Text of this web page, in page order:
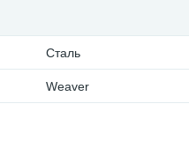
Сталь
Weaver